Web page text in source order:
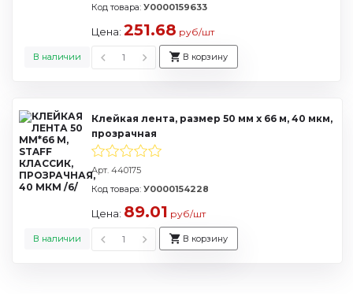
В наличии
Код товара: У0000159633
Цена: 251.68 руб/шт
В корзину
Клейкая лента, размер 50 мм х 66 м, 40 мкм,
прозрачная
Арт. 440175
В наличии
Код товара: У0000154228
Цена: 89.01 руб/шт
В корзину